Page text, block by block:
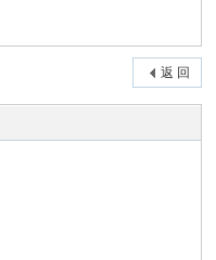
返 回